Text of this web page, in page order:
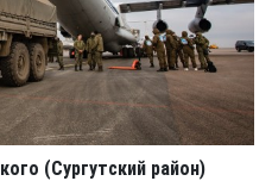
(Сургутский район)